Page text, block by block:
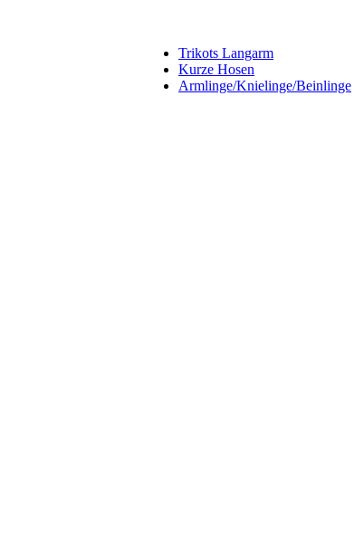
Trikots Langarm
Kurze Hosen
Armlinge/Knielinge/Beinlinge